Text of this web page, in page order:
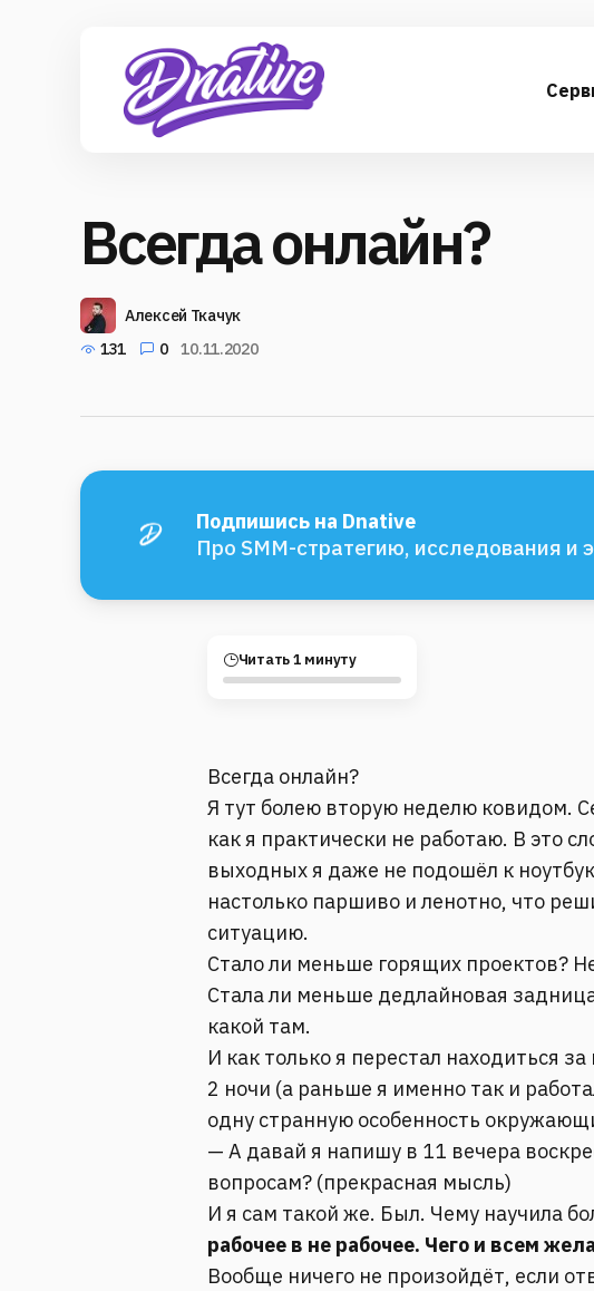
Всегда онлайн?
Алексей Ткачук
131
0 10.11.2020
Подпишись на Dnative
Про SMM-стратегию, исследования и
Читать 1 минуту
Всегда онлайн?
Я тут болею вторую неделю ковидом.
как я практически не работаю. В это
выходных я даже не подошёл к
настолько паршиво и ленотно, что
ситуацию.
Стало ли меньше горящих проектов?
Стала ли меньше дедлайновая
какой там.
И как только я перестал находиться
2 ночи (а раньше я именно так и
одну странную особенность
— А давай я напишу в 11 вечера
вопросам? (прекрасная мысль)
И я сам такой же. Был. Чему научила
рабочее в не рабочее. Чего и всем
Вообще ничего не произойдёт, если